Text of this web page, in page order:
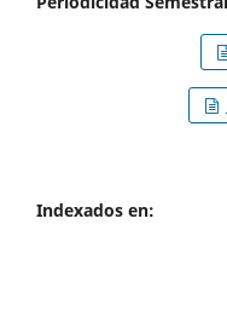
Indexados en: